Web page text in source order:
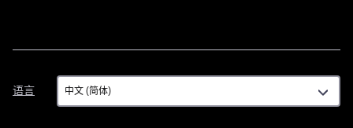
语言
语
言